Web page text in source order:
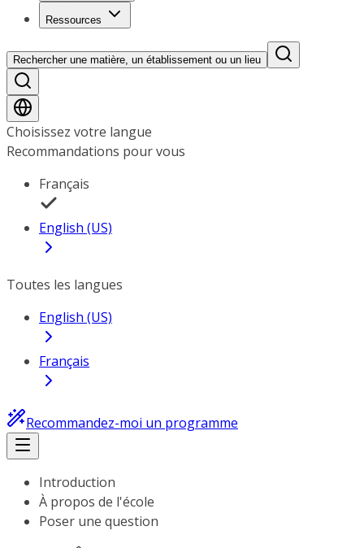
Ressources
Rechercher une matière, un établissement ou un lieu
Choisissez votre langue
Recommandations pour vous
Français
English (US)
Toutes les langues
English (US)
Français
Recommandez-moi un programme
Introduction
À propos de l'école
Poser une question